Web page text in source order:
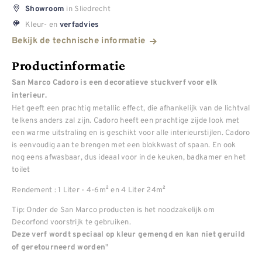
Showroom in Sliedrecht
Kleur- en verfadvies
Bekijk de technische informatie
Productinformatie
San Marco Cadoro is een decoratieve stuckverf voor elk
interieur.
Het geeft een prachtig metallic effect, die afhankelijk van de lichtval
telkens anders zal zijn. Cadoro heeft een prachtige zijde look met
een warme uitstraling en is geschikt voor alle interieurstijlen. Cadoro
is eenvoudig aan te brengen met een blokkwast of spaan. En ook
nog eens afwasbaar, dus ideaal voor in de keuken, badkamer en het
toilet
Rendement : 1 Liter - 4-6m² en 4 Liter 24m²
Tip: Onder de San Marco producten is het noodzakelijk om
Decorfond voorstrijk te gebruiken.
Deze verf wordt speciaal op kleur gemengd en kan niet geruild
of geretourneerd worden"